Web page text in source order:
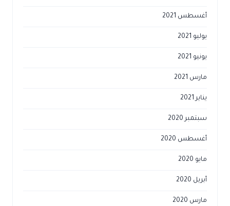
أغسطس 2021
يوليو 2021
يونيو 2021
مارس 2021
يناير 2021
سبتمبر 2020
أغسطس 2020
مايو 2020
أبريل 2020
مارس 2020